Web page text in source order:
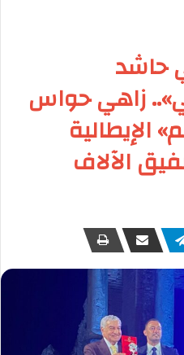
حاشد
زاهي حواس
الإيطالية
الآلاف